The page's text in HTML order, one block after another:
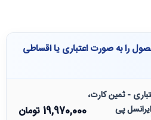
را به صورت اعتباری یا اقساطی
- ثمین کارت،
پی
19,970,000تومان